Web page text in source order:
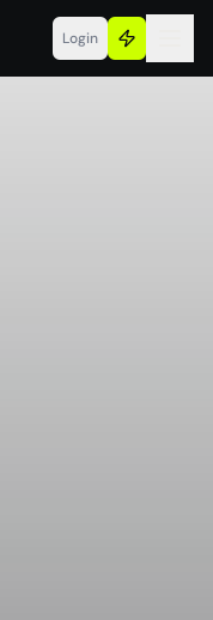
Login